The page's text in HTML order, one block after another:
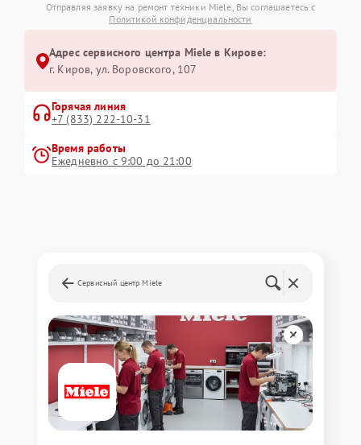
Отправляя заявку на ремонт техники Miele, Вы соглашаетесь с
Политикой конфиденциальности
Адрес сервисного центра Miele в Кирове:
г. Киров, ул. Воровского, 107
Горячая линия
+7 (833) 222-10-31
Время работы
Ежедневно с 9:00 до 21:00
Сервисный центр Miele